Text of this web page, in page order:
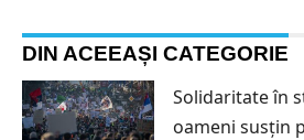
DIN ACEEAȘI CATEGORIE
Solidaritate în
oameni susțin